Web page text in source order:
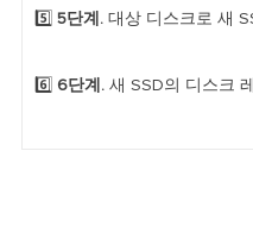
5️⃣ 5단계.대상 디스크로 새
6️⃣ 6단계.새 SSD의 디스크